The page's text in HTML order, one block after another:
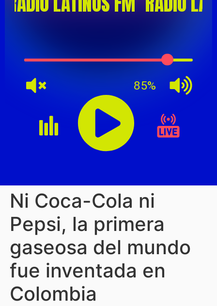
Ni Coca-Cola ni
Pepsi, la primera
gaseosa del mundo
fue inventada en
Colombia